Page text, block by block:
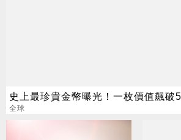
史上最珍貴金幣曝光！一枚價值飆破
全球